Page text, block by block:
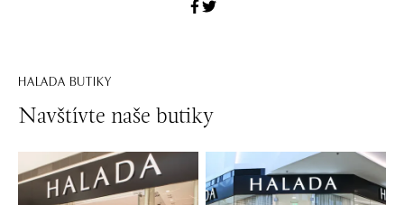
HALADA BUTIKY
Navštívte naše butiky